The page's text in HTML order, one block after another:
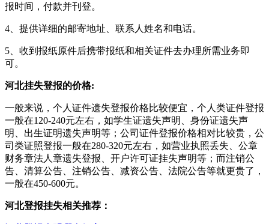
报时间，付款并刊登。
4、提供详细的邮寄地址、联系人姓名和电话。
5、收到报纸原件后携带报纸和相关证件去办理所需业务即
可。
河北挂失登报的价格:
一般来说，个人证件遗失登报价格比较便宜，个人类证件登报
一般在120-240元左右，如学生证遗失声明、身份证遗失声
明、出生证明遗失声明等；公司证件登报价格相对比较贵，公
司类证照登报一般在280-320元左右，如营业执照丢失、公章
财务章法人章遗失登报、开户许可证挂失声明等；而注销公
告、清算公告、注销公告、减资公告、法院公告等就更贵了，
一般在450-600元。
河北登报挂失相关推荐：